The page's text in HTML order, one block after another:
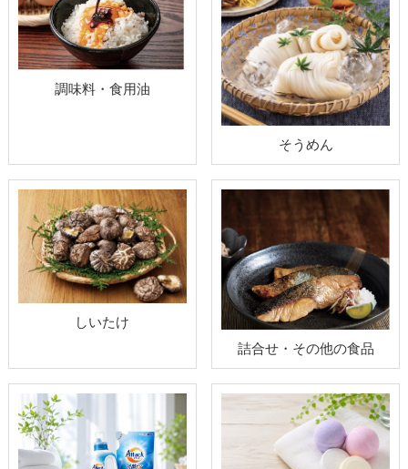
調味料・食用油
そうめん
しいたけ
詰合せ・その他の食品